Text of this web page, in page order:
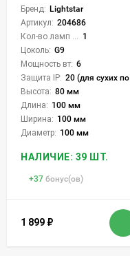
Бренд: Lightstar
Артикул: 204686
1
Цоколь: G9
Мощность вт: 6
Защита IP: 20 (для сухих пом.)
Высота: 80 мм
Длина: 100 мм
Ширина: 100 мм
Диаметр: 100 мм
НАЛИЧИЕ: 39 ШТ.
+37 бонус(ов)
1 899 ₽